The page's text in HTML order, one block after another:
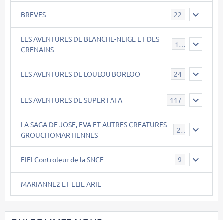
BREVES 22
LES AVENTURES DE BLANCHE-NEIGE ET DES
CRENAINS
17
LES AVENTURES DE LOULOU BORLOO 24
LES AVENTURES DE SUPER FAFA 117
LA SAGA DE JOSE, EVA ET AUTRES CREATURES
GROUCHOMARTIENNES
26
FIFI Controleur de la SNCF 9
MARIANNE2 ET ELIE ARIE